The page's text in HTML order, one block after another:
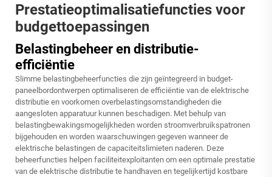
Prestatieoptimalisatiefuncties voor
budgettoepassingen
Belastingbeheer en distributie-
efficiëntie
Slimme belastingbeheerfuncties die zijn geïntegreerd in budget-
paneelbordontwerpen optimaliseren de efficiëntie van de elektrische
distributie en voorkomen overbelastingsomstandigheden die
aangesloten apparatuur kunnen beschadigen. Met behulp van
belastingbewakingsmogelijkheden worden stroomverbruikspatronen
bijgehouden en worden waarschuwingen gegeven wanneer de
elektrische belastingen de capaciteitslimieten naderen. Deze
beheerfuncties helpen faciliteitexploitanten om een optimale prestatie
van de elektrische distributie te handhaven en tegelijkertijd kostbare